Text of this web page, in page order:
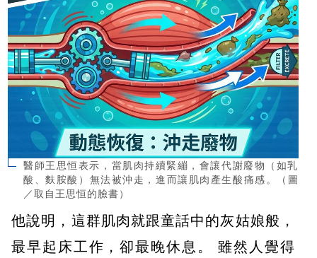
醫師王思恒表示，當肌肉持續緊繃，會讓代謝廢物（如乳
酸、麩胺酸）無法被沖走，進而讓肌肉產生酸痛感。（圖
／取自王思恒的臉書）
他說明，這群肌肉就跟童話中的灰姑娘般，
最早起床工作，卻最晚休息。 雖然人覺得